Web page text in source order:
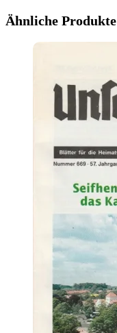
Ähnliche Produkte